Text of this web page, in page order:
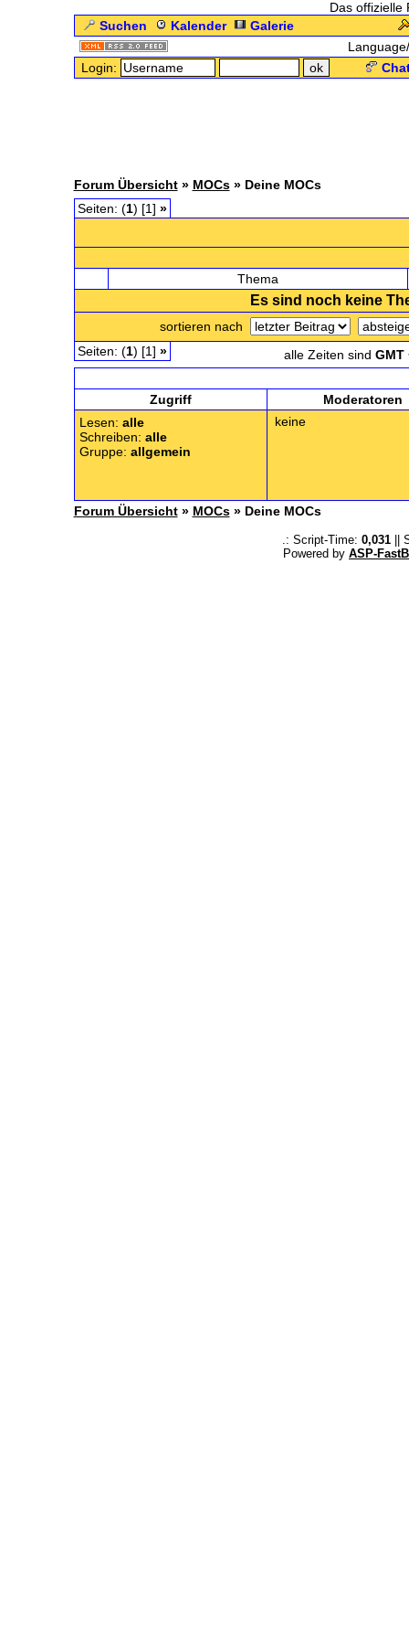
Das offizielle
Suchen
Kalender
Galerie
Login:
Forum Übersicht » MOCs » Deine MOCs
Seiten: (1) [1] »
Thema
Es sind noch keine
sortieren nach
Seiten: (1) [1] » alle Zeiten sind GMT
Zugriff
Moderatoren
Lesen: alle
Schreiben: alle
Gruppe: allgemein
keine
Forum Übersicht » MOCs » Deine MOCs
.: Script-Time: 0,031||
Powered by ASP-